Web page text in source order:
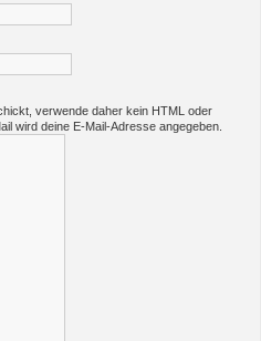
verwende daher kein HTML oder
wird deine E-Mail-Adresse angegeben.